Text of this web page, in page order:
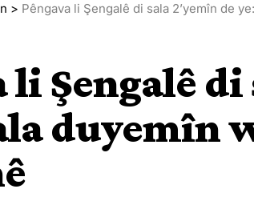
> Pêngava li Şengalê di sala 2’yemîn de
li Şengalê
duyemîn